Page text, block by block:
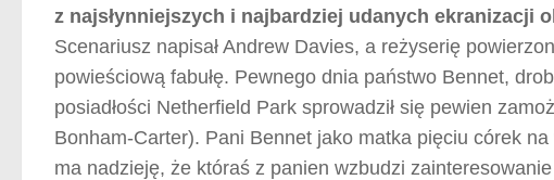
z najsłynniejszych i najbardziej udanych ekranizacji
Scenariusz napisał Andrew Davies, a reżyserię
powieściową fabułę. Pewnego dnia państwo Bennet,
posiadłości Netherfield Park sprowadził się pewien
Bonham-Carter). Pani Bennet jako matka pięciu córek
ma nadzieję, że któraś z panien wzbudzi